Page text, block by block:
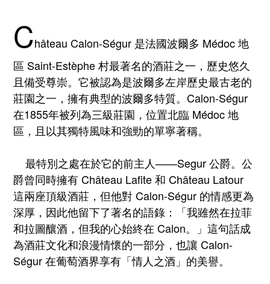
Château Calon-Ségur 是法國波爾多 Médoc 地
區 Saint-Estèphe 村最著名的酒莊之一，歷史悠久
且備受尊崇。它被認為是波爾多左岸歷史最古老的
莊園之一，擁有典型的波爾多特質。Calon-Ségur
在1855年被列為三級莊園，位置北臨 Médoc 地
區，且以其獨特風味和強勁的單寧著稱。
最特別之處在於它的前主人——Segur 公爵。公
爵曾同時擁有 Château Lafite 和 Château Latour
這兩座頂級酒莊，但他對 Calon-Ségur 的情感更為
深厚，因此他留下了著名的語錄：「我雖然在拉菲
和拉圖釀酒，但我的心始終在 Calon。」這句話成
為酒莊文化和浪漫情懷的一部分，也讓 Calon-
Ségur 在葡萄酒界享有「情人之酒」的美譽。